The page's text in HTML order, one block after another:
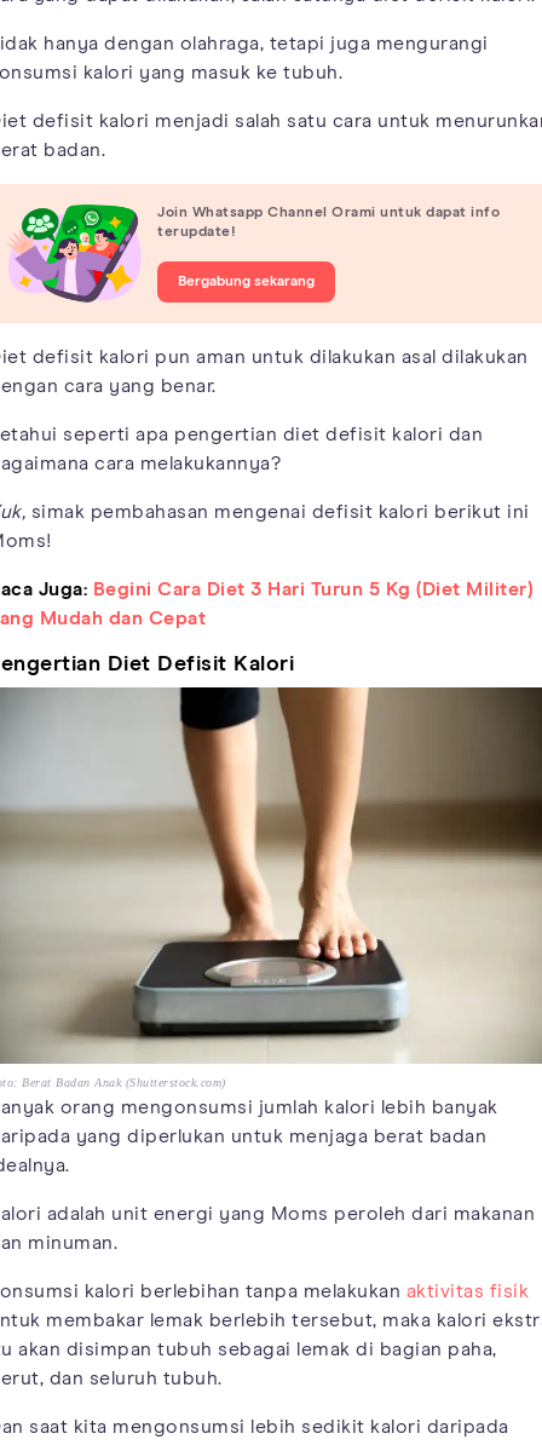
hanya dengan olahraga, tetapi juga mengurangi
kalori yang masuk ke tubuh.
defisit kalori menjadi salah satu cara untuk
badan.
Join Whatsapp Channel Orami untuk dapat info
terupdate!
Bergabung sekarang
defisit kalori pun aman untuk dilakukan asal dilakukan
cara yang benar.
seperti apa pengertian diet defisit kalori dan
cara melakukannya?
simak pembahasan mengenai defisit kalori berikut ini
Juga: Begini Cara Diet 3 Hari Turun 5 Kg (Diet Militer)
Mudah dan Cepat
Diet Defisit Kalori
Berat Badan Anak (Shutterstock.com)
orang mengonsumsi jumlah kalori lebih banyak
yang diperlukan untuk menjaga berat badan
adalah unit energi yang Moms peroleh dari makanan
minuman.
kalori berlebihan tanpa melakukan aktivitas fisik
membakar lemak berlebih tersebut, maka kalori
akan disimpan tubuh sebagai lemak di bagian paha,
dan seluruh tubuh.
saat kita mengonsumsi lebih sedikit kalori daripada